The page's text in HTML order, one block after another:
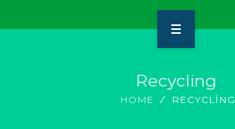
Recycling
HOME RECYCLING